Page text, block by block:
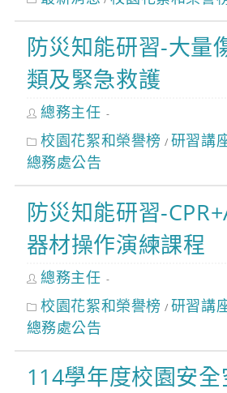
category:
防災知能研習-大量
類及緊急救護
Post
author:
總務主任
Post
category:
校園花絮和榮譽榜 / 研習講
總務處公告
防災知能研習-
器材操作演練課程
Post
author:
總務主任
Post
category:
校園花絮和榮譽榜 / 研習講
總務處公告
114學年度校園安